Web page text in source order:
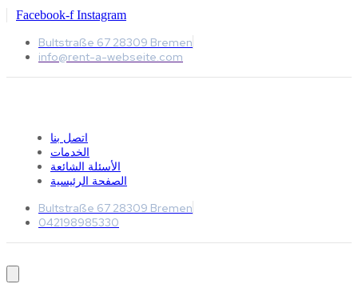
Facebook-f Instagram
Bultstraße 67 28309 Bremen
info@rent-a-webseite.com
اتصل بنا
الخدمات
الأسئلة الشائعة
الصفحة الرئيسية
Bultstraße 67 28309 Bremen
042198985330